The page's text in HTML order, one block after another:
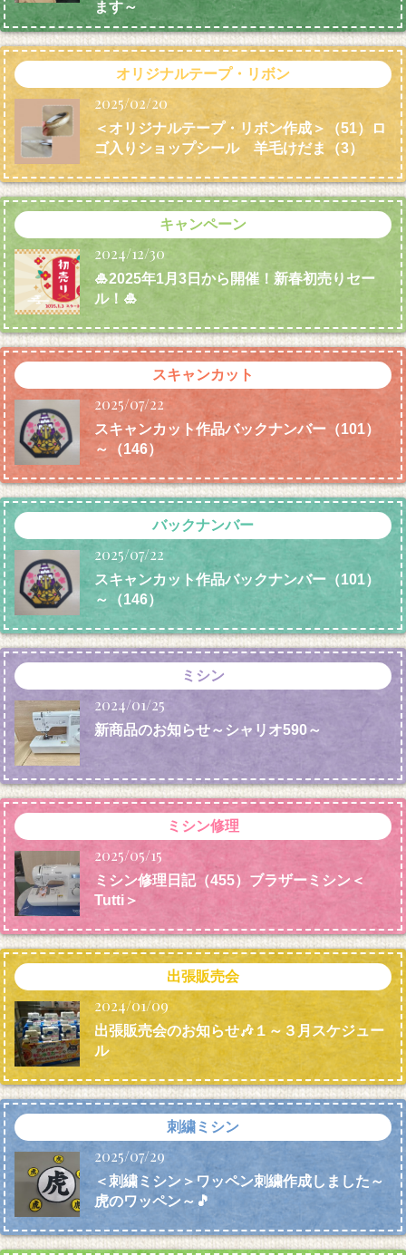
ます～
オリジナルテープ・リボン
2025/02/20
＜オリジナルテープ・リボン作成＞（51）ロ
ゴ入りショップシール 羊毛けだま （3）
キャンペーン
2024/12/30
🎍2025年1月3日から開催！新春初売りセー
ル！🎍
スキャンカット
2025/07/22
スキャンカット作品バックナンバー（101）
～（146）
バックナンバー
2025/07/22
スキャンカット作品バックナンバー（101）
～（146）
ミシン
2024/01/25
新商品のお知らせ～シャリオ590～
ミシン修理
2025/05/15
ミシン修理日記（455）ブラザーミシン＜
Tutti＞
出張販売会
2024/01/09
出張販売会のお知らせ🎶１～３月スケジュー
ル
刺繍ミシン
2025/07/29
＜刺繍ミシン＞ワッペン刺繍作成しました～
虎のワッペン～🎵